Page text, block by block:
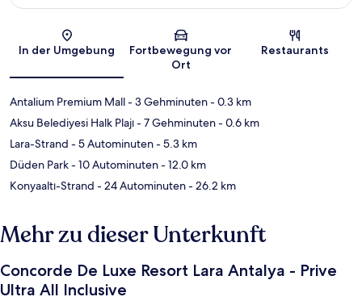
In der Umgebung
Fortbewegung vor
Ort
Restaurants
Antalium Premium Mall- 3 Gehminuten- 0.3 km
Aksu Belediyesi Halk Plajı- 7 Gehminuten- 0.6 km
Lara-Strand - 5 Autominuten- 5.3 km
Düden Park- 10 Autominuten- 12.0 km
Konyaaltı-Strand - 24 Autominuten- 26.2 km
Mehr zu dieser Unterkunft
Concorde De Luxe Resort Lara Antalya - Prive
Ultra All Inclusive